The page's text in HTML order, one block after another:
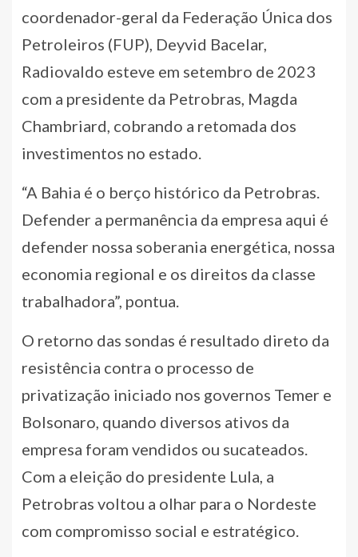
coordenador-geral da Federação Única dos
Petroleiros (FUP), Deyvid Bacelar,
Radiovaldo esteve em setembro de 2023
com a presidente da Petrobras, Magda
Chambriard, cobrando a retomada dos
investimentos no estado.
“A Bahia é o berço histórico da Petrobras.
Defender a permanência da empresa aqui é
defender nossa soberania energética, nossa
economia regional e os direitos da classe
trabalhadora”, pontua.
O retorno das sondas é resultado direto da
resistência contra o processo de
privatização iniciado nos governos Temer e
Bolsonaro, quando diversos ativos da
empresa foram vendidos ou sucateados.
Com a eleição do presidente Lula, a
Petrobras voltou a olhar para o Nordeste
com compromisso social e estratégico.